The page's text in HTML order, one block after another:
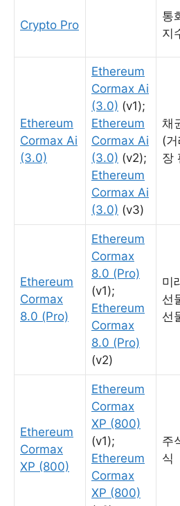
Crypto Pro
통
지
Ethereum
Cormax Ai
(3.0)
Ethereum
Cormax Ai
(3.0) (v1);
Ethereum
Cormax Ai
(3.0) (v2);
Ethereum
Cormax Ai
(3.0) (v3)
채
(
장
Ethereum
Cormax
8.0 (Pro)
Ethereum
Cormax
8.0 (Pro)
(v1);
Ethereum
Cormax
8.0 (Pro)
(v2)
미
선
선
Ethereum
Cormax
XP (800)
Ethereum
Cormax
XP (800)
(v1);
Ethereum
Cormax
XP (800)
주
식